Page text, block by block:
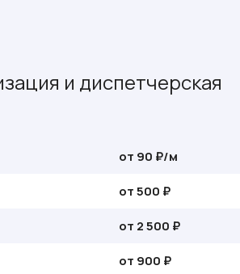
и диспетчерская
от 90 ₽/м
от 500 ₽
от 2 500 ₽
от 900 ₽